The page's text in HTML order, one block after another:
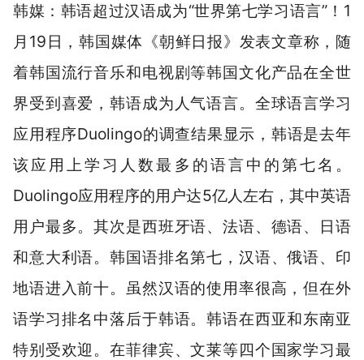
韩媒：韩语超过汉语成为“世界第七学习语言”！1
月19日，韩国媒体《朝鲜日报》发表文章称，随
着韩国流行音乐和电视剧等韩国文化产品在全世
界受到喜爱，韩语成为人气语言。全球语言学习
应用程序Duolingo的调查结果显示，韩语是去年
该应用上学习人数最多的语言中的第七名。
Duolingo应用程序的用户达5亿人左右，其中英语
用户最多。其次是西班牙语、法语、德语、日语
和意大利语。韩国语排名第七，汉语、俄语、印
地语进入前十。虽然汉语的使用率很高，但在外
语学习排名中落后于韩语。韩语在西亚和东南亚
特别受欢迎。在菲律宾、文莱等四个国家学习最